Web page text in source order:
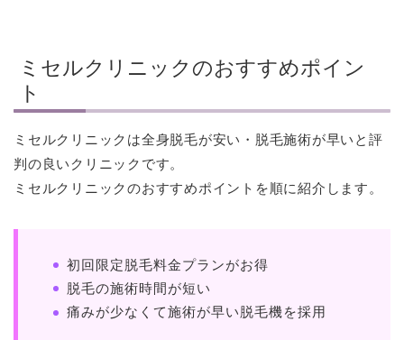
ミセルクリニックのおすすめポイン
ト
ミセルクリニックは全身脱毛が安い・脱毛施術が早いと評
判の良いクリニックです。
ミセルクリニックのおすすめポイントを順に紹介します。
初回限定脱毛料金プランがお得
脱毛の施術時間が短い
痛みが少なくて施術が早い脱毛機を採用